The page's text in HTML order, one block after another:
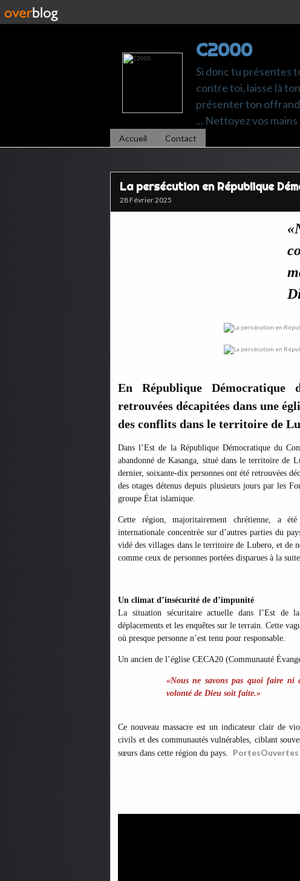
C2000
Si donc tu présentes
contre toi, laisse là
présenter ton
... Nettoyez vos
Accueil Contact
La persécution en République
28 Février 2025
En République Démocratique
retrouvées décapitées dans une
des conflits dans le territoire de
Dans l’Est de la République Démocratique du
abandonné de Kasanga, situé dans le territoire
dernier, soixante-dix personnes ont été retrouvées
des otages détenus depuis plusieurs jours par les
groupe État islamique.
Cette région, majoritairement chrétienne, a
internationale concentrée sur d’autres parties du
vidé des villages dans le territoire de Lubero, et de
comme ceux de personnes portées disparues à la
Un climat d’insécurité de d’impunité
La situation sécuritaire actuelle dans l’Est de
déplacements et les enquêtes sur le terrain. Cette
où presque personne n’est tenu pour responsable.
Un ancien de l’église CECA20 (Communauté
«Nous ne savons pas quoi faire ni
volonté de Dieu soit faite.»
Ce nouveau massacre est un indicateur clair de
civils et des communautés vulnérables, ciblant
sœurs dans cette région du pays. PortesOuvertes